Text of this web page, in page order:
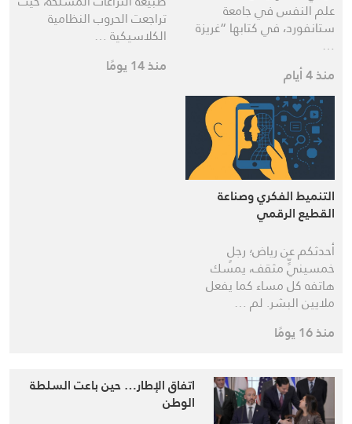
علم النفس في جامعة
ستانفورد، في كتابها “غريزة
…
منذ 4 أيام
تراجعت الحروب النظامية
الكلاسيكية …
منذ 14 يومًا
التنميط الفكري وصناعة
القطيع الرقمي
أحدثكم عن رياض؛ رجلٍ
خمسينيٍّ مثقف، يمسك
هاتفه كل مساء كما يفعل
ملايين البشر. لم …
منذ 16 يومًا
اتفاق الإطار… حين باعت السلطة
الوطن